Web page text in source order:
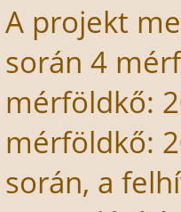
A projekt
során 4
mérföldkő:
mérföldkő:
során, a